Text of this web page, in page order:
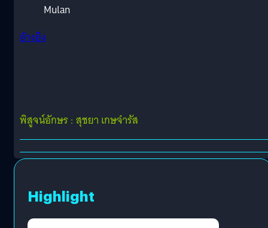
Mulan
อ้างอิง
พิสูจน์อักษร : สุชยา เกษจำรัส
Highlight